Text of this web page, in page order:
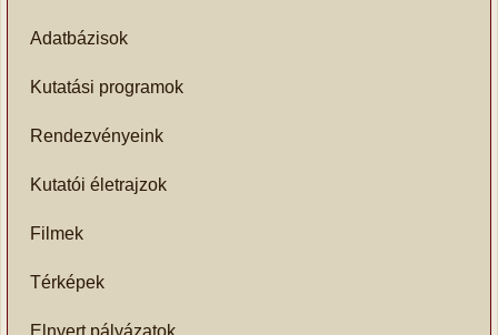
Adatbázisok
Kutatási programok
Rendezvényeink
Kutatói életrajzok
Filmek
Térképek
Elnyert pályázatok